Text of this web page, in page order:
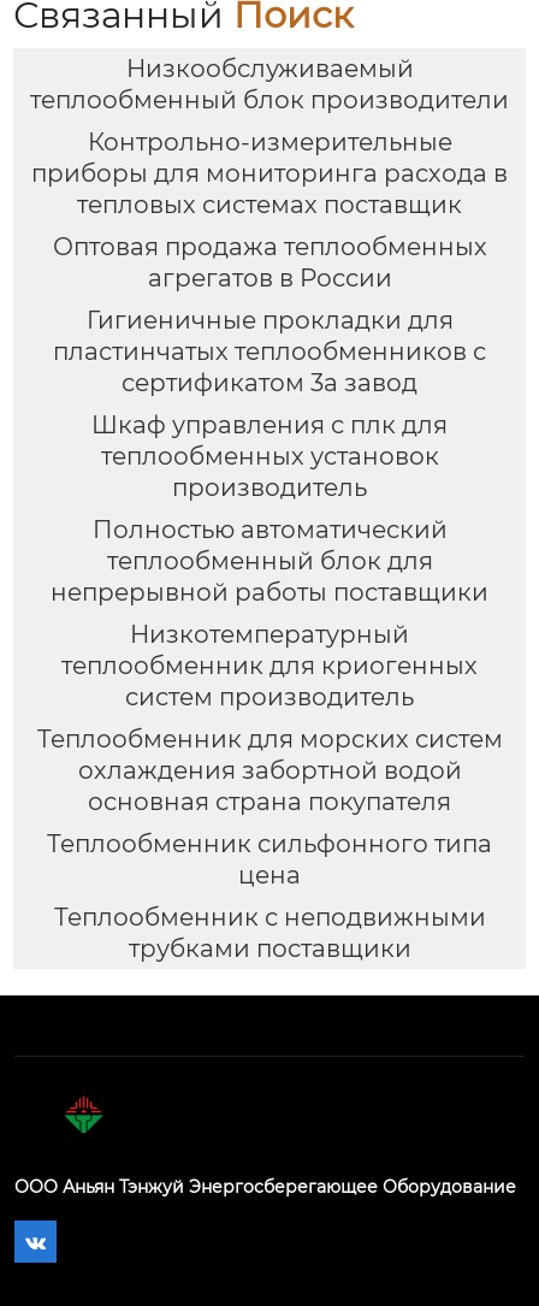
Связанный Поиск
Низкообслуживаемый
теплообменный блок производители
Контрольно-измерительные
приборы для мониторинга расхода в
тепловых системах поставщик
Оптовая продажа теплообменных
агрегатов в России
Гигиеничные прокладки для
пластинчатых теплообменников с
сертификатом 3a завод
Шкаф управления с плк для
теплообменных установок
производитель
Полностью автоматический
теплообменный блок для
непрерывной работы поставщики
Низкотемпературный
теплообменник для криогенных
систем производитель
Теплообменник для морских систем
охлаждения забортной водой
основная страна покупателя
Теплообменник сильфонного типа
цена
Теплообменник с неподвижными
трубками поставщики
ООО Аньян Тэнжуй Энергосберегающее Оборудование
